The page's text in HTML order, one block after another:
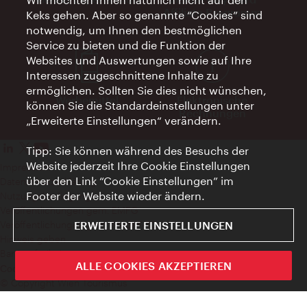
Affiliate Programm
Werbemittel
Elektronische
Rechnungen
Impressum
Datenschutzerklärung
Nutzungsbedingungen
Veröffentlichungen gem. EMFG
Veröffentlichungen gem. MedKF‑TG
Hinweis geben
Barrierefreiheit
Cookie Einstellungen
© Copyright Wien Tourismus
Keks gehen. Aber so genannte “Cookies” sind
notwendig, um Ihnen den bestmöglichen
Service zu bieten und die Funktion der
Websites und Auswertungen sowie auf Ihre
Interessen zugeschnittene Inhalte zu
ermöglichen. Sollten Sie dies nicht wünschen,
können Sie die Standardeinstellungen unter
„Erweiterte Einstellungen“ verändern.
Tipp: Sie können während des Besuchs der
Website jederzeit Ihre Cookie Einstellungen
über den Link “Cookie Einstellungen” im
Footer der Website wieder ändern.
ERWEITERTE EINSTELLUNGEN
ALLE COOKIES AKZEPTIEREN